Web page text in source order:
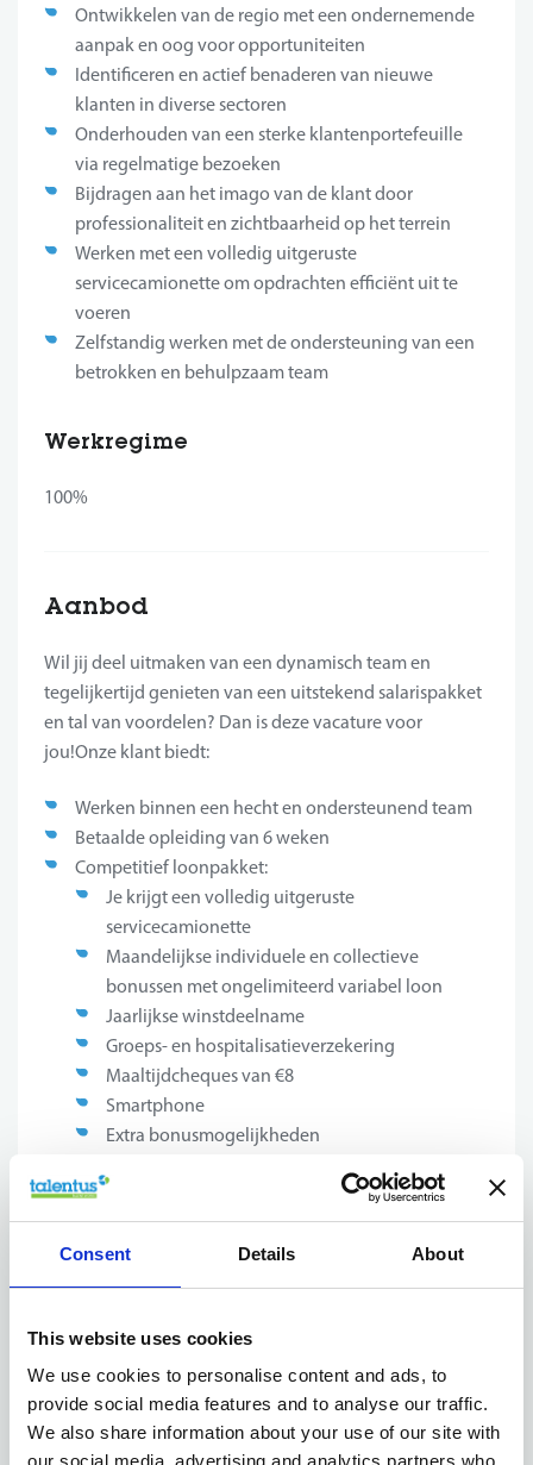
Consent Details About
This website uses cookies
We use cookies to personalise content and ads, to
provide social media features and to analyse our traffic.
We also share information about your use of our site with
our social media, advertising and analytics partners who
Ontwikkelen van de regio met een ondernemende
aanpak en oog voor opportuniteiten
Identificeren en actief benaderen van nieuwe
klanten in diverse sectoren
Onderhouden van een sterke klantenportefeuille
via regelmatige bezoeken
Bijdragen aan het imago van de klant door
professionaliteit en zichtbaarheid op het terrein
Werken met een volledig uitgeruste
servicecamionette om opdrachten efficiënt uit te
voeren
Zelfstandig werken met de ondersteuning van een
betrokken en behulpzaam team
Werkregime
100%
Aanbod
Wil jij deel uitmaken van een dynamisch team en
tegelijkertijd genieten van een uitstekend salarispakket
en tal van voordelen? Dan is deze vacature voor
jou!Onze klant biedt:
Werken binnen een hecht en ondersteunend team
Betaalde opleiding van 6 weken
Competitief loonpakket:
Je krijgt een volledig uitgeruste
servicecamionette
Maandelijkse individuele en collectieve
bonussen met ongelimiteerd variabel loon
Jaarlijkse winstdeelname
Groeps- en hospitalisatieverzekering
Maaltijdcheques van €8
Smartphone
Extra bonusmogelijkheden
dagen
techniekerdie we zoeken!
Zelfstandig, nauwkeurig en klantgericht kunnen